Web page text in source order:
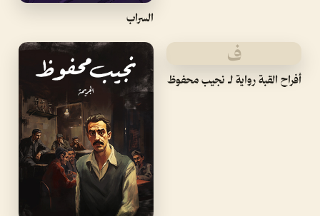
السراب
ف
أفراح القبة رواية لـ نجيب محفوظ